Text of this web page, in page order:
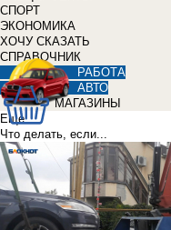
СПОРТ
ЭКОНОМИКА
ХОЧУ СКАЗАТЬ
СПРАВОЧНИК
РАБОТА
АВТО
МАГАЗИНЫ
Еще
Что делать, если...